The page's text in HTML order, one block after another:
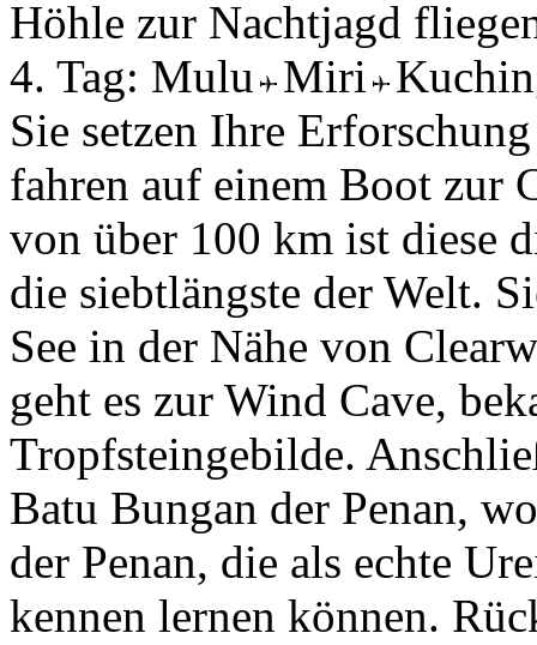
Höhle zur Nachtjagd
4. Tag: Mulu Miri
Sie setzen Ihre
fahren auf einem Boot zur
von über 100 km ist diese
die siebtlängste der Welt.
See in der Nähe von
geht es zur Wind Cave,
Tropfsteingebilde.
Batu Bungan der Penan,
der Penan, die als echte
kennen lernen können.